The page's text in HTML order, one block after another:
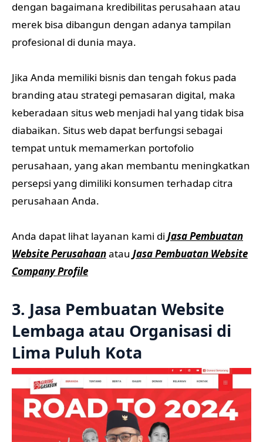
dengan bagaimana kredibilitas perusahaan atau
merek bisa dibangun dengan adanya tampilan
profesional di dunia maya.
Jika Anda memiliki bisnis dan tengah fokus pada
branding atau strategi pemasaran digital, maka
keberadaan situs web menjadi hal yang tidak bisa
diabaikan. Situs web dapat berfungsi sebagai
tempat untuk memamerkan portofolio
perusahaan, yang akan membantu meningkatkan
persepsi yang dimiliki konsumen terhadap citra
perusahaan Anda.
Anda dapat lihat layanan kami di Jasa Pembuatan
Website Perusahaanatau Jasa Pembuatan Website
Company Profile
3. Jasa Pembuatan Website
Lembaga atau Organisasi di
Lima Puluh Kota